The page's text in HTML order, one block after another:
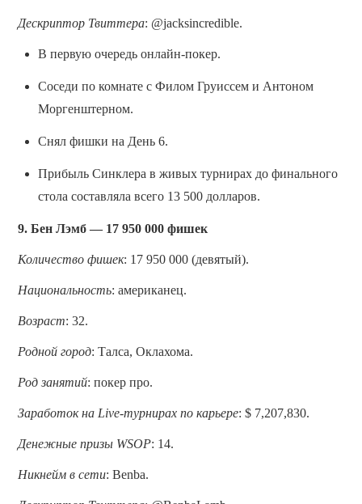
Дескриптор Твиттера: @jacksincredible.
В первую очередь онлайн-покер.
Соседи по комнате с Филом Груиссем и Антоном
Моргенштерном.
Снял фишки на День 6.
Прибыль Синклера в живых турнирах до финального
стола составляла всего 13 500 долларов.
9. Бен Лэмб — 17 950 000 фишек
Количество фишек: 17 950 000 (девятый).
Национальность: американец.
Возраст: 32.
Родной город: Талса, Оклахома.
Род занятий: покер про.
Заработок на Live-турнирах по карьере: $ 7,207,830.
Денежные призы WSOP: 14.
Никнейм в сети: Benba.